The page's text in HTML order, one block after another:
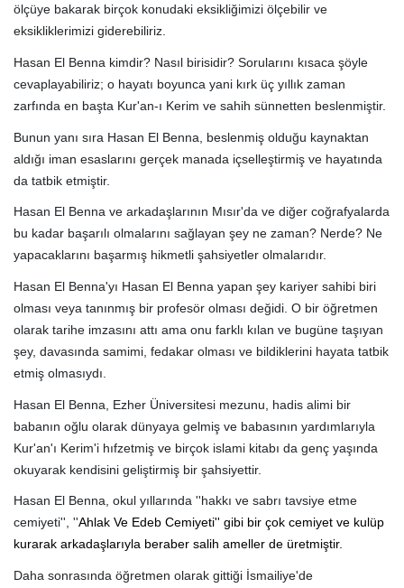
ölçüye bakarak birçok konudaki eksikliğimizi ölçebilir ve
eksikliklerimizi giderebiliriz.
Hasan El Benna kimdir? Nasıl birisidir? Sorularını kısaca şöyle
cevaplayabiliriz; o hayatı boyunca yani kırk üç yıllık zaman
zarfında en başta Kur'an-ı Kerim ve sahih sünnetten beslenmiştir.
Bunun yanı sıra Hasan El Benna, beslenmiş olduğu kaynaktan
aldığı iman esaslarını gerçek manada içselleştirmiş ve hayatında
da tatbik etmiştir.
Hasan El Benna ve arkadaşlarının Mısır'da ve diğer coğrafyalarda
bu kadar başarılı olmalarını sağlayan şey ne zaman? Nerde? Ne
yapacaklarını başarmış hikmetli şahsiyetler olmalarıdır.
Hasan El Benna'yı Hasan El Benna yapan şey kariyer sahibi biri
olması veya tanınmış bir profesör olması değidi. O bir öğretmen
olarak tarihe imzasını attı ama onu farklı kılan ve bugüne taşıyan
şey, davasında samimi, fedakar olması ve bildiklerini hayata tatbik
etmiş olmasıydı.
Hasan El Benna, Ezher Üniversitesi mezunu, hadis alimi bir
babanın oğlu olarak dünyaya gelmiş ve babasının yardımlarıyla
Kur'an'ı Kerim'i hıfzetmiş ve birçok islami kitabı da genç yaşında
okuyarak kendisini geliştirmiş bir şahsiyettir.
Hasan El Benna, okul yıllarında ''hakkı ve sabrı tavsiye etme
cemiyeti'', ''Ahlak Ve Edeb Cemiyeti'' gibi bir çok cemiyet ve kulüp
kurarak arkadaşlarıyla beraber salih ameller de üretmiştir.
Daha sonrasında öğretmen olarak gittiği İsmailiye'de